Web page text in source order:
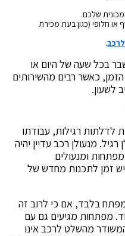
שלכם.
חלופי (כגון בעת מכירת
.
בכל שעה של היום או
כאשר רבים מהשירותים
לשעון.
לדלתות רגילות, עבודתו
מנעולן רכב עדיין יהיה
ומנעולים
זמן לתכנות מחדש של
בלבד, אם כי לרוב זה
מפתחות מגיעים גם עם
מהשלט לרכב אינו